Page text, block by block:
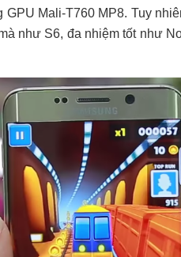
Mali-T760 MP8. Tuy
như S6, đa nhiệm tốt như